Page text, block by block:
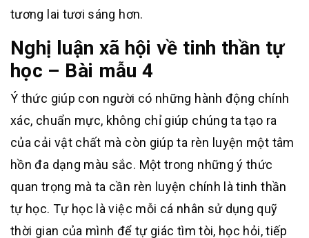
tương lai tươi sáng hơn.
Nghị luận xã hội về tinh thần tự
học – Bài mẫu 4
Ý thức giúp con người có những hành động chính
xác, chuẩn mực, không chỉ giúp chúng ta tạo ra
của cải vật chất mà còn giúp ta rèn luyện một tâm
hồn đa dạng màu sắc. Một trong những ý thức
quan trọng mà ta cần rèn luyện chính là tinh thần
tự học. Tự học là việc mỗi cá nhân sử dụng quỹ
thời gian của mình để tự giác tìm tòi, học hỏi, tiếp